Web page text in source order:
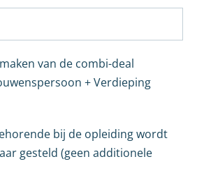
van de combi-deal
+ Verdieping
bij de opleiding wordt
gesteld (geen additionele